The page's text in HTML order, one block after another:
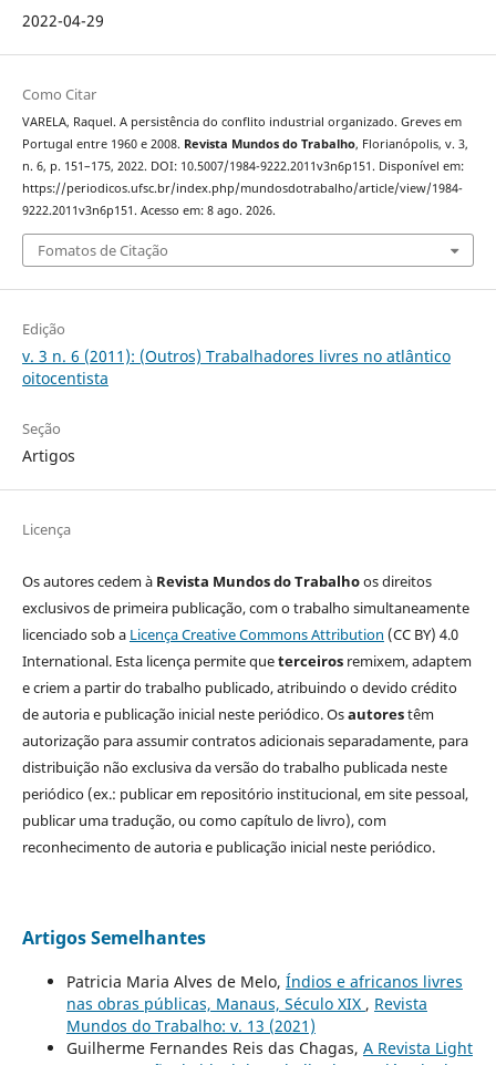
2022-04-29
Como Citar
VARELA, Raquel. A persistência do conflito industrial organizado. Greves em
Portugal entre 1960 e 2008. Revista Mundos do Trabalho, Florianópolis, v. 3,
n. 6, p. 151–175, 2022. DOI: 10.5007/1984-9222.2011v3n6p151. Disponível em:
https://periodicos.ufsc.br/index.php/mundosdotrabalho/article/view/1984-
9222.2011v3n6p151. Acesso em: 8 ago. 2026.
Fomatos de Citação
Edição
v. 3 n. 6 (2011): (Outros) Trabalhadores livres no atlântico
oitocentista
Seção
Artigos
Licença
Os autores cedem à Revista Mundos do Trabalhoos direitos
exclusivos de primeira publicação, com o trabalho simultaneamente
licenciado sob a Licença Creative Commons Attribution (CC BY) 4.0
International. Esta licença permite queterceirosremixem, adaptem
e criem a partir do trabalho publicado, atribuindo o devido crédito
de autoria e publicação inicial neste periódico. Osautorestêm
autorização para assumir contratos adicionais separadamente, para
distribuição não exclusiva da versão do trabalho publicada neste
periódico (ex.: publicar em repositório institucional, em site pessoal,
publicar uma tradução, ou como capítulo de livro), com
reconhecimento de autoria e publicação inicial neste periódico.
Artigos Semelhantes
Patricia Maria Alves de Melo, Índios e africanos livres
nas obras públicas, Manaus, Século XIX , Revista
Mundos do Trabalho: v. 13 (2021)
Guilherme Fernandes Reis das Chagas, A Revista Light